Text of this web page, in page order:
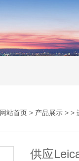
网站首页 > 产品展示 > >
供应